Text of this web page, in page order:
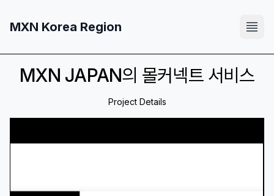
MXN Korea Region
MXN JAPAN의 몰커넥트 서비스
Project Details